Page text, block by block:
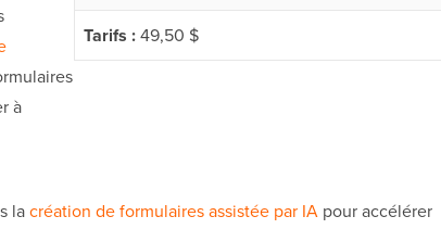
à
Tarifs :49,50 $
lacréation de formulaires assistée par IA pour accélérer